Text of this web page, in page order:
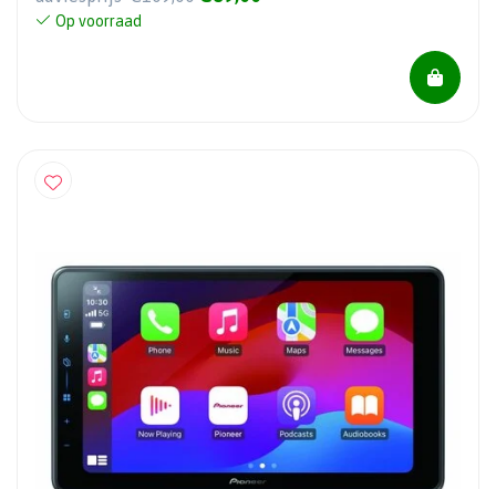
Op voorraad